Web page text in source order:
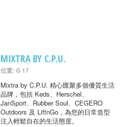
MIXTRA BY C.P.U.
位置: G 17
Mixtra by C.P.U. 精心匯聚多個優質生活
品牌，包括 Keds、Herschel、
JanSport、Rubber Soul、CEGERO
Outdoors 及 LiftnGo，為您的日常造型
注入輕鬆自在的生活態度。